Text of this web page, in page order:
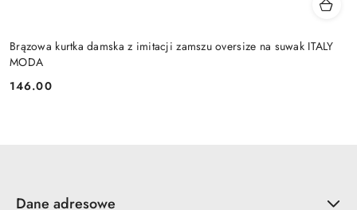
Brązowa kurtka damska z imitacji zamszu oversize na suwak ITALY
MODA
Cena:
146.00
Dane adresowe